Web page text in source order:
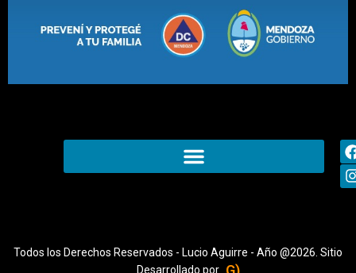
Todos los Derechos Reservados - Lucio Aguirre - Año @2026. Sitio
Desarrollado por